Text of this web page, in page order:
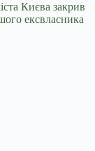
Києва закрив
ексвласника